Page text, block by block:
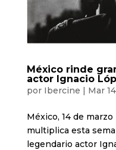
México rinde
actor Ignacio
por Ibercine | Mar
México, 14 de
multiplica esta
legendario actor